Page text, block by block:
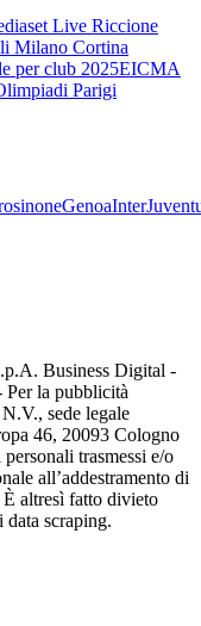
Live Riccione
Milano Cortina
per club 2025EICMA
Parigi
GenoaInter
Business Digital -
la pubblicità
sede legale
46, 20093 Cologno
trasmessi e/o
all’addestramento di
altresì fatto divieto
data scraping.